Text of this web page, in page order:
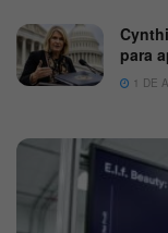
para
1 DE